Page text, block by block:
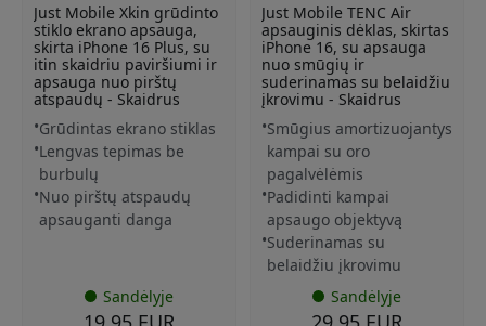
Just Mobile Xkin grūdinto
stiklo ekrano apsauga,
skirta iPhone 16 Plus, su
itin skaidriu paviršiumi ir
apsauga nuo pirštų
atspaudų - Skaidrus
Grūdintas ekrano stiklas
Lengvas tepimas be
burbulų
Nuo pirštų atspaudų
apsauganti danga
Sandėlyje
Just Mobile TENC Air
apsauginis dėklas, skirtas
iPhone 16, su apsauga
nuo smūgių ir
suderinamas su belaidžiu
įkrovimu - Skaidrus
Smūgius amortizuojantys
kampai su oro
pagalvėlėmis
Padidinti kampai
apsaugo objektyvą
Suderinamas su
belaidžiu įkrovimu
Sandėlyje